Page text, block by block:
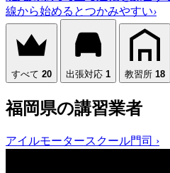
線から始めるとつかみやすい›
すべて 20 出張対応 1 教習所 18
福岡県の講習業者
アイルモータースクール門司 ›